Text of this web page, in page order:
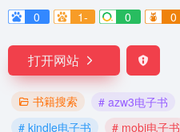
0
1- 0 0
打开网站
书籍搜索 # azw3电子书
# kindle电子书
# mobi电子书